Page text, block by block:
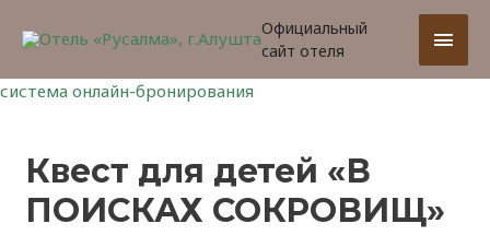
Официальный
сайт отеля
система онлайн-бронирования
Квест для детей «В
ПОИСКАХ СОКРОВИЩ»